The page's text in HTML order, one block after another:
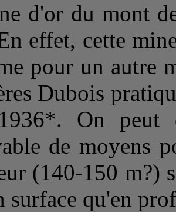
d'or du mont
effet, cette
pour un autre
Dubois
On peut
de moyens
(140-150 m?)
surface qu'en